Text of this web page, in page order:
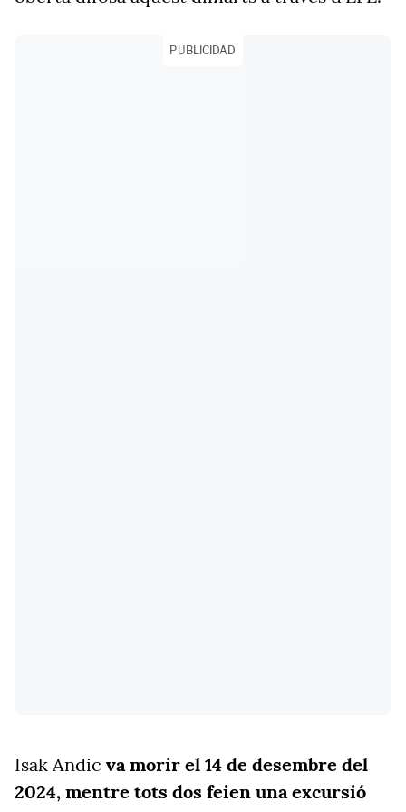
PUBLICIDAD
Isak Andic va morir el 14 de desembre del
2024, mentre tots dos feien una excursió